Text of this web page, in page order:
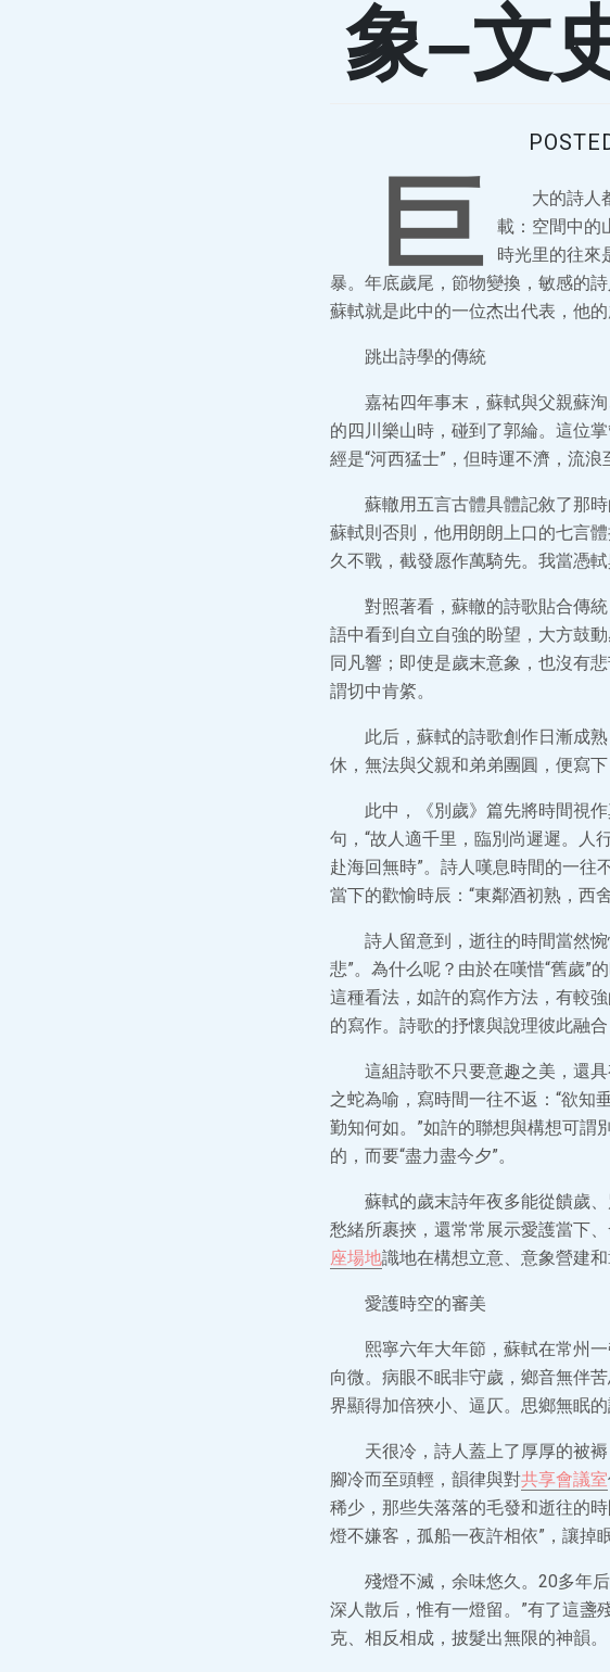
象–文
巨
大的詩人
載：空間中的
時光里的往來
暴。年底歲尾，節物變換，敏感的
蘇軾就是此中的一位杰出代表，他的
跳出詩學的傳統
嘉祐四年事末，蘇軾與父親蘇
的四川樂山時，碰到了郭綸。這位
經是“河西猛士”，但時運不濟，流浪
蘇轍用五言古體具體記敘了那
蘇軾則否則，他用朗朗上口的七言
久不戰，截發愿作萬騎先。我當憑
對照著看，蘇轍的詩歌貼合傳
語中看到自立自強的盼望，大方鼓
同凡響；即使是歲末意象，也沒有
謂切中肯綮。
此后，蘇軾的詩歌創作日漸成
休，無法與父親和弟弟團圓，便寫
此中，《別歲》篇先將時間視
句，“故人適千里，臨別尚遲遲。人
赴海回無時”。詩人嘆息時間的一往
當下的歡愉時辰：“東鄰酒初熟，西
詩人留意到，逝往的時間當然
悲”。為什么呢？由於在嘆惜“舊歲”
這種看法，如許的寫作方法，有較
的寫作。詩歌的抒懷與說理彼此融
這組詩歌不只要意趣之美，還
之蛇為喻，寫時間一往不返：“欲知
勤知何如。”如許的聯想與構想可謂
的，而要“盡力盡今夕”。
蘇軾的歲末詩年夜多能從饋歲
愁緒所裹挾，還常常展示愛護當下
座場地識地在構想立意、意象營建
愛護時空的審美
熙寧六年大年節，蘇軾在常州
向微。病眼不眠非守歲，鄉音無伴
界顯得加倍狹小、逼仄。思鄉無眠
天很冷，詩人蓋上了厚厚的被
腳冷而至頭輕，韻律與對共享會議室
稀少，那些失落落的毛發和逝往的
燈不嫌客，孤船一夜許相依”，讓掉
殘燈不滅，余味悠久。20多年
深人散后，惟有一燈留。”有了這盞
克、相反相成，披髮出無限的神韻。